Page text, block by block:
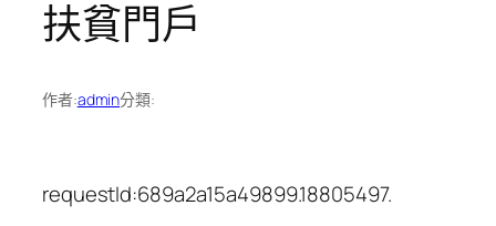
扶貧門戶
作者:admin分類:
requestId:689a2a15a49899.18805497.